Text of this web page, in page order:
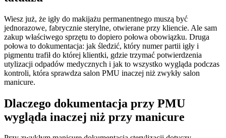
Wiesz już, że igły do makijażu permanentnego muszą być
jednorazowe, fabrycznie sterylne, otwierane przy kliencie. Ale sam
zakup właściwego sprzętu to dopiero połowa obowiązku. Druga
połowa to dokumentacja: jak śledzić, który numer partii igły i
pigmentu trafił do której klientki, gdzie trzymać potwierdzenia
utylizacji odpadów medycznych i jak to wszystko wygląda podczas
kontroli, która sprawdza salon PMU inaczej niż zwykły salon
manicure.
Dlaczego dokumentacja przy PMU
wygląda inaczej niż przy manicure